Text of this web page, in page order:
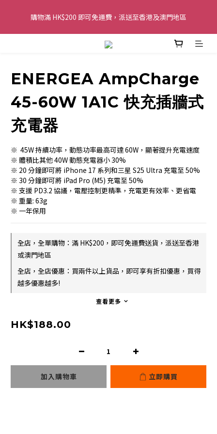
購物滿 HK$200 即可免運費，派送至香港及澳門地區
購物滿 HK$200 即可免運費，派送至香港及澳門地區
全單金額：每滿 HK$250，以轉數快或八達通方式付款，額外再減
歡迎 WhatsApp 6123 6918 查詢或電郵到
購物滿 HK$200 即可免運費，派送至香港及澳門地區
ENERGEA AmpCharge
45-60W 1A1C 快充插牆式
充電器
※  45W 持續功率，動態功率最高可達 60W，顯著提升充電速度
※ 體積比其他 40W 動態充電器小 30%
※ 20 分鐘即可將 iPhone 17 系列和三星 S25 Ultra 充電至 50%
※ 30 分鐘即可將 iPad Pro (M5) 充電至 50%
※ 支援 PD3.2 協議，電壓控制更精準，充電更有效率、更省電
※ 重量: 63g
※ 一年保用
全店，全單購物：滿 HK$200，即可免運費送貨，派送至香港
或澳門地區
全店，全店優惠：買兩件以上貨品，即可享有折扣優惠，買得
越多優惠越多!
查看更多
HK$188.00
加入購物車 立即購買